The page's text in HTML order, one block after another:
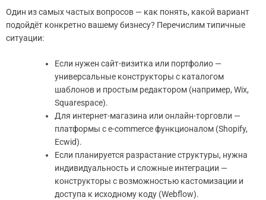
Один из самых частых вопросов — как понять, какой вариант
подойдёт конкретно вашему бизнесу? Перечислим типичные
ситуации:
Если нужен сайт-визитка или портфолио —
универсальные конструкторы с каталогом
шаблонов и простым редактором (например, Wix,
Squarespace).
Для интернет-магазина или онлайн-торговли —
платформы с e-commerce функционалом (Shopify,
Ecwid).
Если планируется разрастание структуры, нужна
индивидуальность и сложные интеграции —
конструкторы с возможностью кастомизации и
доступа к исходному коду (Webflow).